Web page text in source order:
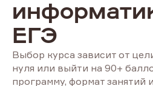
ЕГЭ
Выбор курса зависит от
нуля или выйти на 90+
программу, формат занятий